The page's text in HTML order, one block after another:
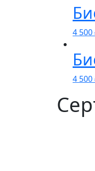
4 500
4 500